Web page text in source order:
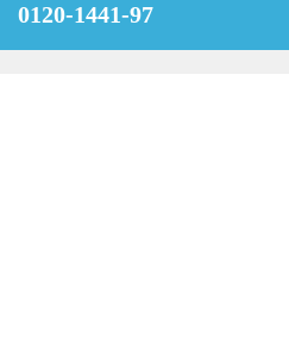
0120-1441-97